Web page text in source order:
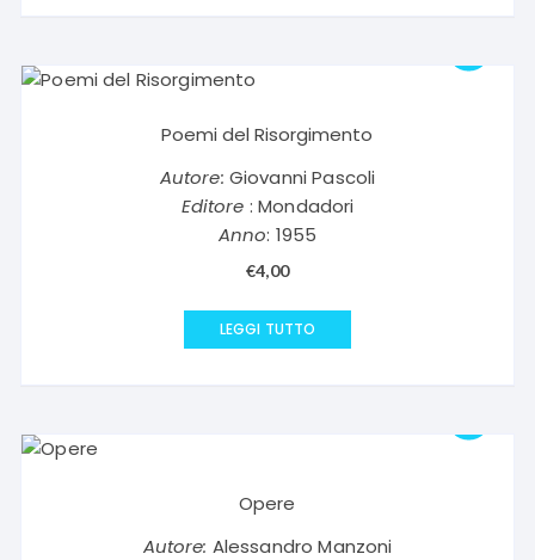
Poemi del Risorgimento
Autore: Giovanni Pascoli
Editore : Mondadori
Anno: 1955
€4,00
LEGGI TUTTO
Opere
Autore: Alessandro Manzoni